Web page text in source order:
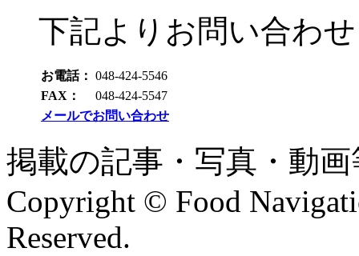
下記よりお問い合わ
お電話： 048-424-5546
FAX：
048-424-5547
メールでお問い合わせ
掲載の記事・写真・動
Copyright © Food
Reserved.